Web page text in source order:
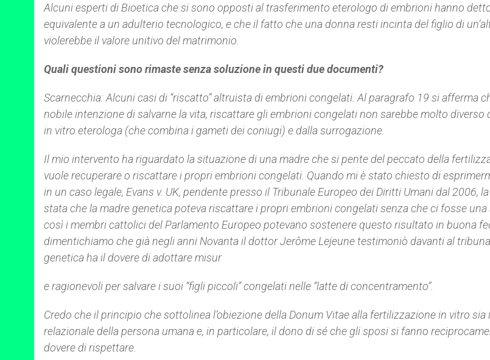
Alcuni esperti di Bioetica che si sono opposti al trasferimento eterologo di embrioni hanno
equivalente a un adulterio tecnologico, e che il fatto che una donna resti incinta del figlio di
violerebbe il valore unitivo del matrimonio.
Quali questioni sono rimaste senza soluzione in questi due documenti?
Scarnecchia: Alcuni casi di “riscatto” altruista di embrioni congelati. Al paragrafo 19 si afferma
nobile intenzione di salvarne la vita, riscattare gli embrioni congelati non sarebbe molto diverso
in vitro eterologa (che combina i gameti dei coniugi) e dalla surrogazione.
Il mio intervento ha riguardato la situazione di una madre che si pente del peccato della
vuole recuperare o riscattare i propri embrioni congelati. Quando mi è stato chiesto di
in un caso legale, Evans v. UK, pendente presso il Tribunale Europeo dei Diritti Umani dal 2006,
stata che la madre genetica poteva riscattare i propri embrioni congelati senza che ci fosse una
così i membri cattolici del Parlamento Europeo potevano sostenere questo risultato in buona
dimentichiamo che già negli anni Novanta il dottor Jerôme Lejeune testimoniò davanti al
genetica ha il dovere di adottare misur
e ragionevoli per salvare i suoi “figli piccoli” congelati nelle “latte di concentramento”.
Credo che il principio che sottolinea l’obiezione della Donum Vitae alla fertilizzazione in vitro sia
relazionale della persona umana e, in particolare, il dono di sé che gli sposi si fanno
dovere di rispettare.